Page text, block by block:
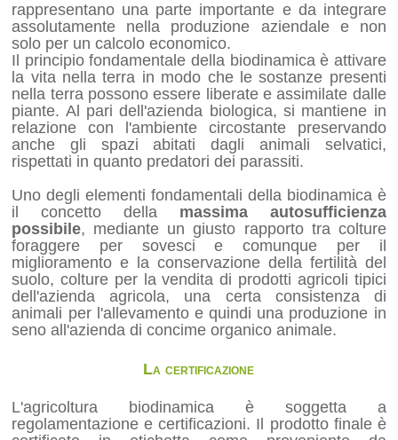
rappresentano una parte importante e da integrare
assolutamente nella produzione aziendale e non
solo per un calcolo economico.
Il principio fondamentale della biodinamica è attivare
la vita nella terra in modo che le sostanze presenti
nella terra possono essere liberate e assimilate dalle
piante. Al pari dell'azienda biologica, si mantiene in
relazione con l'ambiente circostante preservando
anche gli spazi abitati dagli animali selvatici,
rispettati in quanto predatori dei parassiti.
Uno degli elementi fondamentali della biodinamica è
il concetto della massima autosufficienza
possibile, mediante un giusto rapporto tra colture
foraggere per sovesci e comunque per il
miglioramento e la conservazione della fertilità del
suolo, colture per la vendita di prodotti agricoli tipici
dell'azienda agricola, una certa consistenza di
animali per l'allevamento e quindi una produzione in
seno all'azienda di concime organico animale.
La certificazione
L'agricoltura biodinamica è soggetta a
regolamentazione e certificazioni. Il prodotto finale è